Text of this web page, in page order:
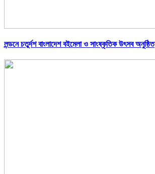
লন্ডনে চতুর্দশ বাংলাদেশ বইমেলা ও সাংষ্কৃতিক উৎসব অনুষ্ঠিত